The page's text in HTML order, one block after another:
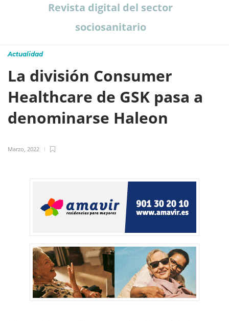
Revista digital del sector
sociosanitario
Actualidad
La división Consumer
Healthcare de GSK pasa a
denominarse Haleon
Marzo, 2022